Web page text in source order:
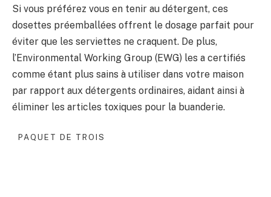
Si vous préférez vous en tenir au détergent, ces
dosettes préemballées offrent le dosage parfait pour
éviter que les serviettes ne craquent. De plus,
l’Environmental Working Group (EWG) les a certifiés
comme étant plus sains à utiliser dans votre maison
par rapport aux détergents ordinaires, aidant ainsi à
éliminer les articles toxiques pour la buanderie.
PAQUET DE TROIS